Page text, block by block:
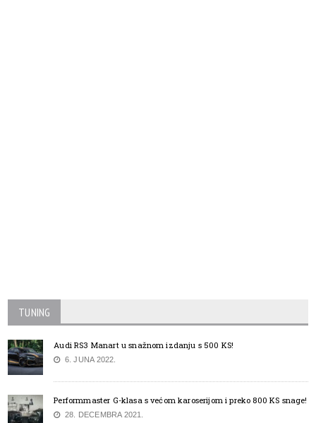
TUNING
Audi RS3 Manart u snažnom izdanju s 500 KS!
6. JUNA 2022.
Performmaster G-klasa s većom karoserijom i preko 800 KS snage!
28. DECEMBRA 2021.